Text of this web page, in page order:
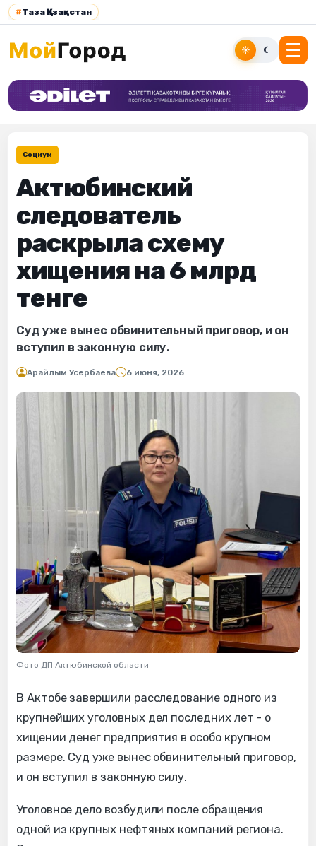
#Таза Қазақстан
☀ ☾
Социум
Актюбинский
следователь
раскрыла схему
хищения на 6 млрд
тенге
Суд уже вынес обвинительный приговор, и он
вступил в законную силу.
Арайлым Усербаева 6 июня, 2026
Фото ДП Актюбинской области
В Актобе завершили расследование одного из
крупнейших уголовных дел последних лет - о
хищении денег предприятия в особо крупном
размере. Суд уже вынес обвинительный приговор,
и он вступил в законную силу.
Уголовное дело возбудили после обращения
одной из крупных нефтяных компаний региона.